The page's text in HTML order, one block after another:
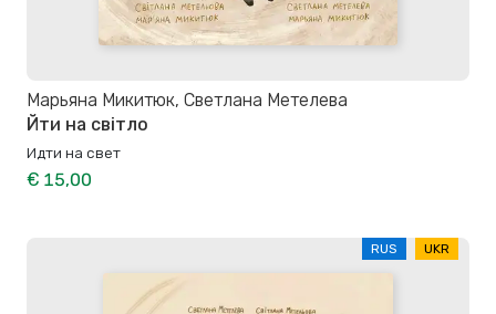
Марьяна Микитюк, Светлана Метелева
Йти на свiтло
Идти на свет
€ 15,00
RUS UKR